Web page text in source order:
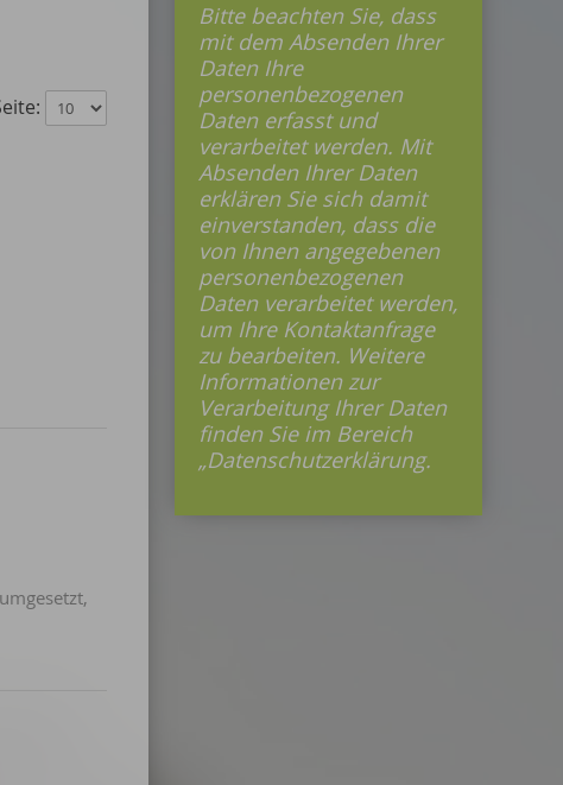
Bitte beachten Sie, dass
mit dem Absenden Ihrer
Daten Ihre
personenbezogenen
Daten erfasst und
verarbeitet werden. Mit
Absenden Ihrer Daten
erklären Sie sich damit
einverstanden, dass die
von Ihnen angegebenen
personenbezogenen
Daten verarbeitet werden,
um Ihre Kontaktanfrage
zu bearbeiten. Weitere
Informationen zur
Verarbeitung Ihrer Daten
finden Sie im Bereich
„Datenschutzerklärung.